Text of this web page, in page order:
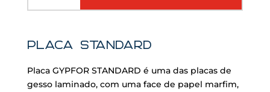
Placa standard
Placa GYPFOR STANDARD é uma das placas de
gesso laminado, com uma face de papel marfim,